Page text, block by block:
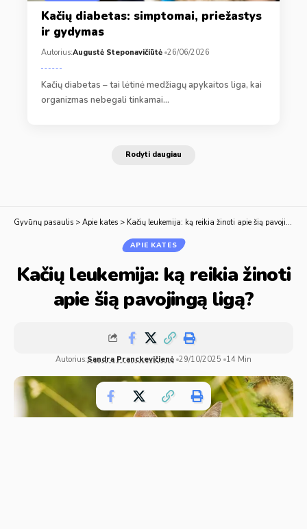
Kačių diabetas: simptomai, priežastys
ir gydymas
Autorius:Augustė Steponavičiūtė 26/06/2026
Kačių diabetas – tai lėtinė medžiagų apykaitos liga, kai
organizmas nebegali tinkamai…
Rodyti daugiau
Gyvūnų pasaulis > Apie kates > Kačių leukemija: ką reikia žinoti apie šią pavojingą ligą?
APIE KATES
Kačių leukemija: ką reikia žinoti
apie šią pavojingą ligą?
Autorius:Sandra Pranckevičienė 29/10/2025 14 Min